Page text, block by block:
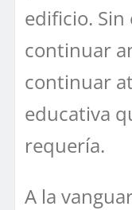
edificio.
continuar
continuar
educativa
requería.
A la